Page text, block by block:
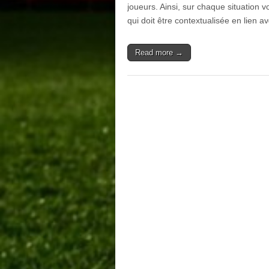
joueurs. Ainsi, sur chaque situation
qui doit être contextualisée en lien
Read more →